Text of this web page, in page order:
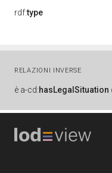
rdf:type
RELAZIONI INVERSE
è a-cd:hasLegalSituation